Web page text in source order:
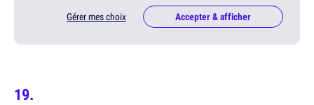
Gérer mes choix Accepter & afficher